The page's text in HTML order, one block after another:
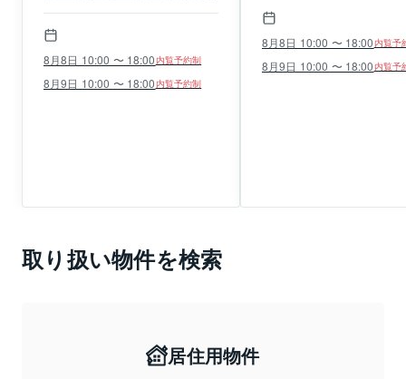
8月8日 10:00 〜 18:00 内覧予約制
8月9日 10:00 〜 18:00 内覧予約制
8月8日 10:00 〜 18:00 内覧予
8月9日 10:00 〜 18:00 内覧予
取り扱い物件を検索
居住用物件